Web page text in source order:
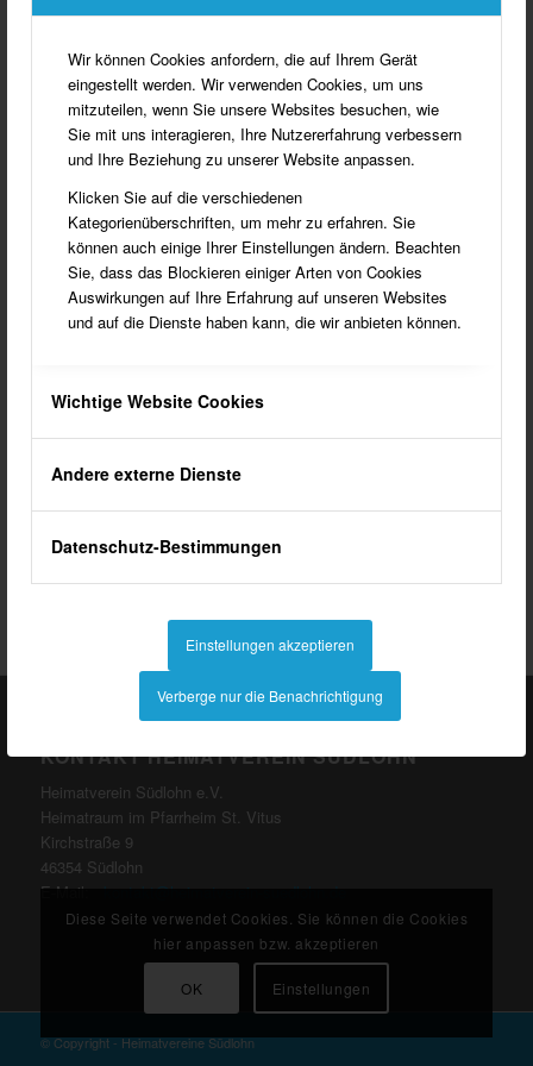
Wir können Cookies anfordern, die auf Ihrem Gerät
eingestellt werden. Wir verwenden Cookies, um uns
mitzuteilen, wenn Sie unsere Websites besuchen, wie
Sie mit uns interagieren, Ihre Nutzererfahrung verbessern
und Ihre Beziehung zu unserer Website anpassen.
Klicken Sie auf die verschiedenen
Kategorienüberschriften, um mehr zu erfahren. Sie
können auch einige Ihrer Einstellungen ändern. Beachten
Sie, dass das Blockieren einiger Arten von Cookies
Auswirkungen auf Ihre Erfahrung auf unseren Websites
und auf die Dienste haben kann, die wir anbieten können.
Wichtige Website Cookies
Andere externe Dienste
Datenschutz-Bestimmungen
Einstellungen akzeptieren
Verberge nur die Benachrichtigung
Dieter Thomes, Am Esch 12, 46354 Südlohn, Tel. 02862 –
8070
kontakt@heimatverein-suedlohn.de
Download Anmeldung des Heimatvereins Südlohn
Vorstand
Satzung
KONTAKT HEIMATVEREIN SÜDLOHN
Heimatverein Südlohn e.V.
Heimatraum im Pfarrheim St. Vitus
Kirchstraße 9
46354 Südlohn
E-Mail: kontakt@heimatverein-suedlohn.de
© Copyright - Heimatvereine Südlohn
Diese Seite verwendet Cookies. Sie können die Cookies
hier anpassen bzw. akzeptieren
OK Einstellungen